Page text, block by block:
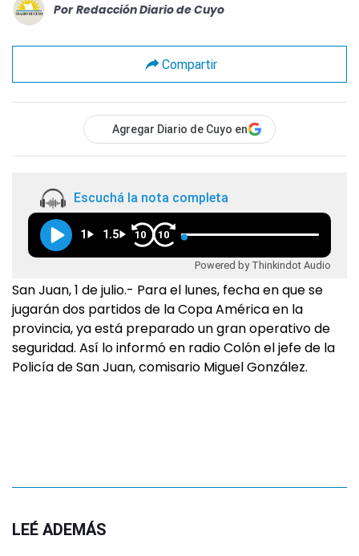
Por Redacción Diario de Cuyo
Compartir
Agregar Diario de Cuyo en
Escuchá la nota completa
1 1.5 10 10
Powered by Thinkindot Audio
San Juan, 1 de julio.- Para el lunes, fecha en que se
jugarán dos partidos de la Copa América en la
provincia, ya está preparado un gran operativo de
seguridad. Así lo informó en radio Colón el jefe de la
Policía de San Juan, comisario Miguel González.
LEÉ ADEMÁS